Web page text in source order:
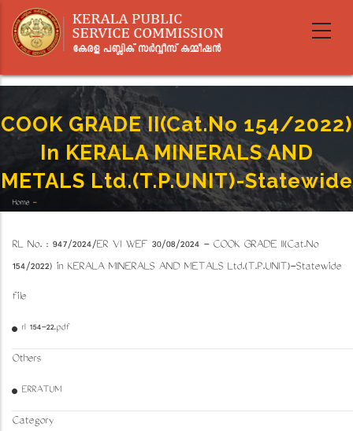
main
content
COOK GRADE II(Cat.No 154/2022)
In KERALA MINERALS AND
METALS Ltd.(T.P.UNIT)-Statewide
Breadcrumb
Home -
Statewide
RL No. : 947/2024/ER VI WEF 30/08/2024 - COOK GRADE II(Cat.No
154/2022) in KERALA MINERALS AND METALS Ltd.(T.P.UNIT)-Statewide
file
rl 154-22.pdf
Others
ERRATUM
Category